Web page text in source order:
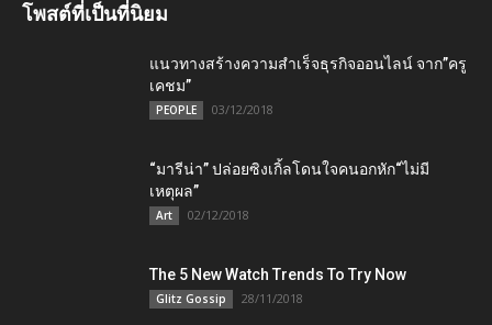
โพสต์ที่เป็นที่นิยม
แนวทางสร้างความสำเร็จธุรกิจออนไลน์ จาก”ครู
เคชม”
PEOPLE 03/12/2018
“มารีน่า” ปล่อยซิงเกิ้ลโดนใจคนอกหัก“ไม่มี
เหตุผล”
Art 02/12/2018
The 5 New Watch Trends To Try Now
Glitz Gossip 28/11/2018